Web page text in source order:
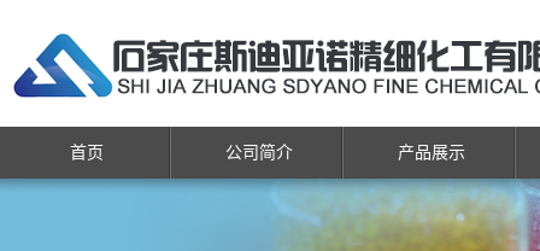
首页 公司简介 产品展示